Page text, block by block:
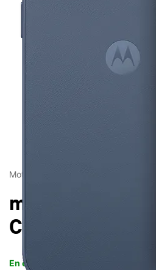
Motorola
moto g - 2026
Central Park &
En existencia
Este artículo está